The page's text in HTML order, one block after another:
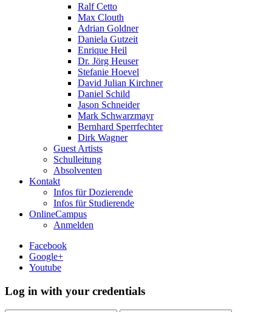
Ralf Cetto
Max Clouth
Adrian Goldner
Daniela Gutzeit
Enrique Heil
Dr. Jörg Heuser
Stefanie Hoevel
David Julian Kirchner
Daniel Schild
Jason Schneider
Mark Schwarzmayr
Bernhard Sperrfechter
Dirk Wagner
Guest Artists
Schulleitung
Absolventen
Kontakt
Infos für Dozierende
Infos für Studierende
OnlineCampus
Anmelden
Facebook
Google+
Youtube
Log in with your credentials